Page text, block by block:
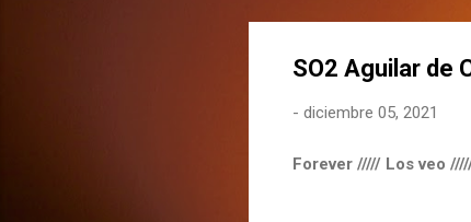
SO2 Aguilar de
- diciembre 05, 2021
Forever ///// Los veo